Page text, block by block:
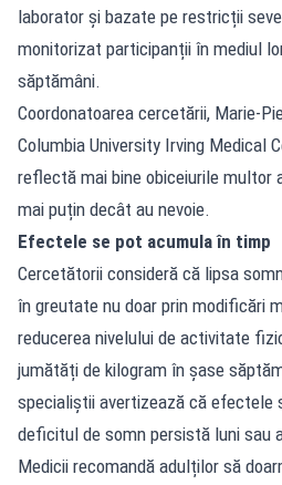
laborator și bazate pe restricții
monitorizat participanții în mediul
săptămâni.
Coordonatoarea cercetării, Marie-
Columbia University Irving Medical
reflectă mai bine obiceiurile multor
mai puțin decât au nevoie.
Efectele se pot acumula în timp
Cercetătorii consideră că lipsa
în greutate nu doar prin modificări
reducerea nivelului de activitate
jumătăți de kilogram în șase
specialiștii avertizează că efectele
deficitul de somn persistă luni sau
Medicii recomandă adulților să